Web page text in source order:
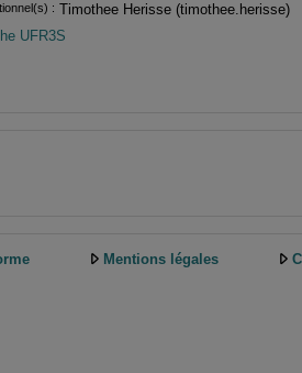
: Timothee Herisse (timothee.herisse)
UFR3S
Mentions légales